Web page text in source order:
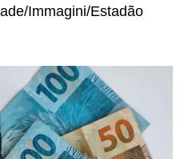
Immagini/Estadão